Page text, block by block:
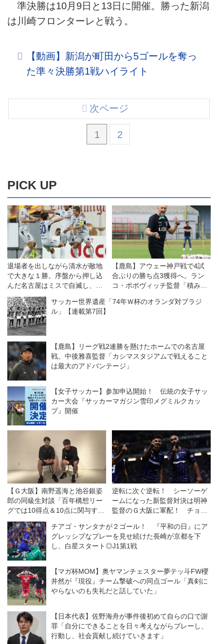
準決勝は10月9日と13日に開催。勝った新潟
は川崎フロンターレと戦う。
【動画】新潟が町田から5ゴールを奪っ
た準々決勝第1戦ハイライト
1 2
次ページ
PICK UP
退場者を出しながら清水が敵地
で大きな１勝。序盤から押し込
んだ名古屋はミスで自滅し、悔
しい敗戦◎J1開幕戦
【鹿島】アウェー神戸戦で4試
合ぶりの勝ち点3獲得へ。ラン
コ・ポポヴィッチ監督「積み上
ス」
サッカー世界遺産「74年Ｗ杯のオランダ対ブラジ
ル」【連載第7回】
【鹿島】リーグ戦2連勝を懸けたホームでの名古屋
戦。中後雅喜監督「カシマスタジアムで戦えること
は最大のアドバンテージ」
【女子サッカー】参加申込開始！ 伝統の女子サッ
カー大会『サッカーマガジン雪印メグミルクカッ
プ』開催
【Ｇ大阪】南野遥海と池谷銀姿
郎の同級生対談「百年構想リー
グでは10得点＆10点に関与す
る」◎開幕直前・連続インタビ
ュー
逆転に次ぐ逆転！ シーソーゲ
ームになった新監督対決は明神
監督のＧ大阪に軍配！ チョウ
中、意欲を示すも一歩及ばず
◎J１開幕戦
チアゴ・サンタナが２ゴール！ 『平和の日』にア
グレッシブなプレーを見せ続けた長崎が京都を下
し、白星スタート◎J1第1戦
【マガ杯MOM】奥ヤマンチェスター夢テッ斗FW櫻
井然が『現役』チーム撃破への同点ゴール「真剣に
やらないのも失礼だと話していた」
【日本代表】佐野海舟が事件後初めて自らの口で謝
罪「自分にできることを日々考えながらプレーし、
行動し、社会貢献し続けていきます」